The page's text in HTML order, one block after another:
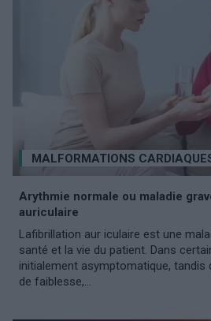
MALFORMATIONS
Arythmie normale ou maladie
auriculaire
Lafibrillation aur iculaire est une
santé et la vie du patient. Dans
initialement asymptomatique,
de faiblesse,...